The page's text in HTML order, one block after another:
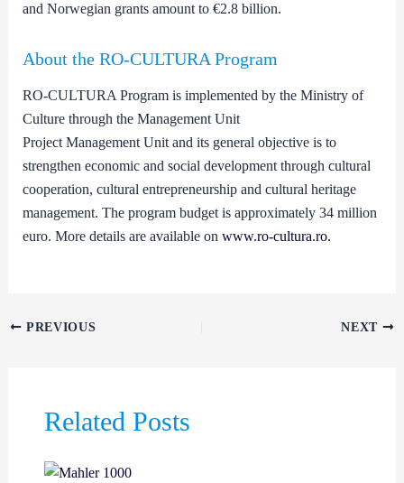
and Norwegian grants amount to €2.8 billion.
About the RO-CULTURA Program
RO-CULTURA Program is implemented by the Ministry of
Culture through the Management Unit
Project Management Unit and its general objective is to
strengthen economic and social development through cultural
cooperation, cultural entrepreneurship and cultural heritage
management. The program budget is approximately 34 million
euro. More details are available on www.ro-cultura.ro.
PREVIOUS NEXT
Related Posts